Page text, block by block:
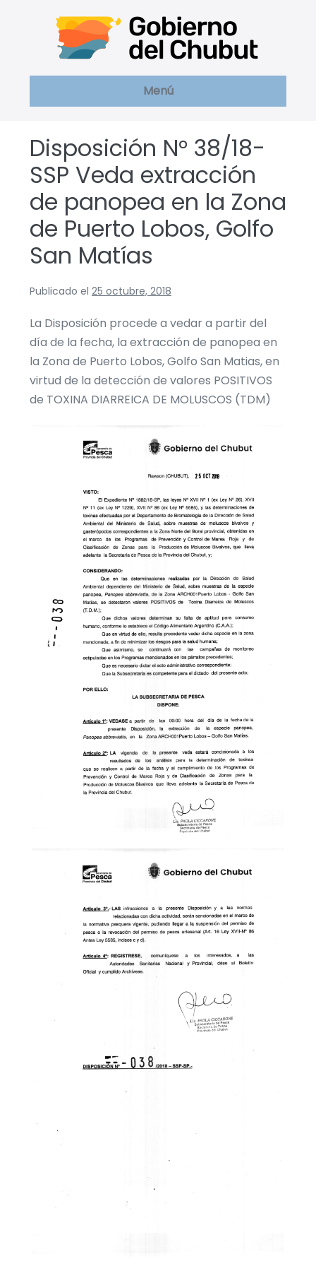
Menú
Disposición N° 38/18-
SSP Veda extracción
de panopea en la Zona
de Puerto Lobos, Golfo
San Matías
Publicado el 25 octubre, 2018
La Disposición procede a vedar a partir del
día de la fecha, la extracción de panopea en
la Zona de Puerto Lobos, Golfo San Matias, en
virtud de la detección de valores POSITIVOS
de TOXINA DIARREICA DE MOLUSCOS (TDM)